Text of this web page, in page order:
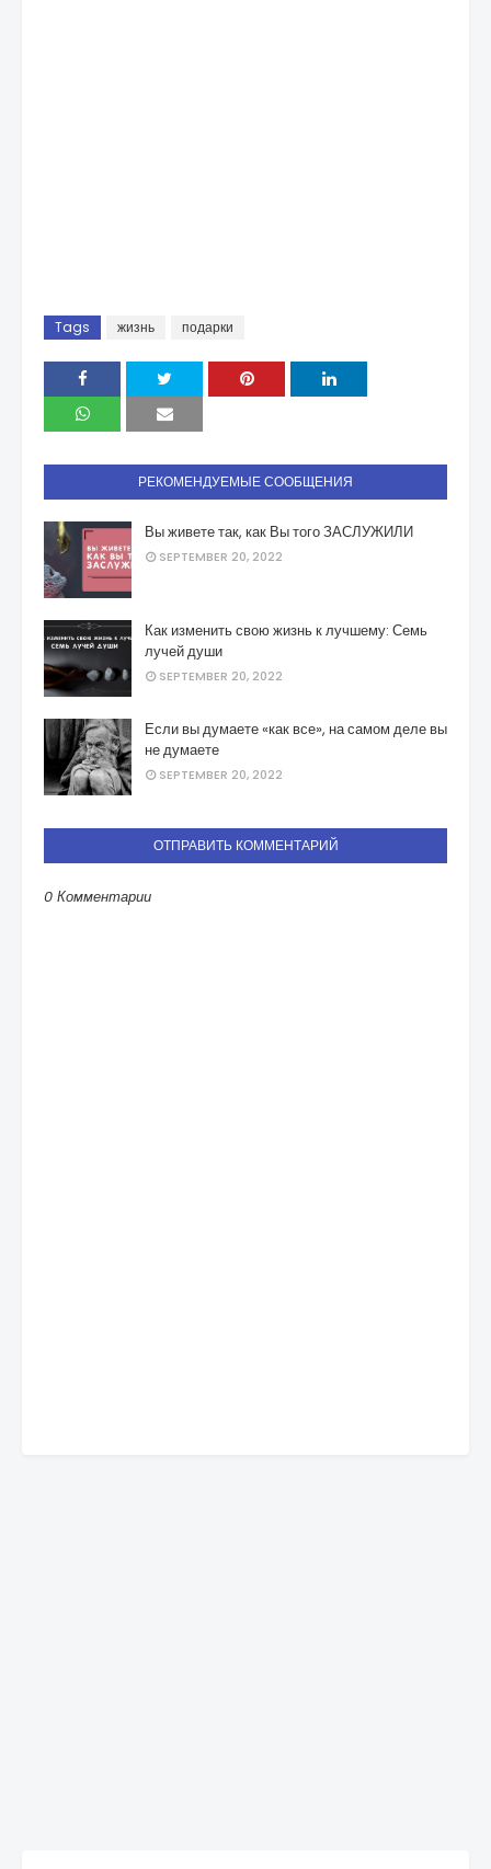
Tags жизнь подарки
РЕКОМЕНДУЕМЫЕ СООБЩЕНИЯ
Вы живете так, как Вы того ЗАСЛУЖИЛИ
SEPTEMBER 20, 2022
Как изменить свою жизнь к лучшему: Семь
лучей души
SEPTEMBER 20, 2022
Если вы думаете «как все», на самом деле вы
не думаете
SEPTEMBER 20, 2022
ОТПРАВИТЬ КОММЕНТАРИЙ
0 Комментарии